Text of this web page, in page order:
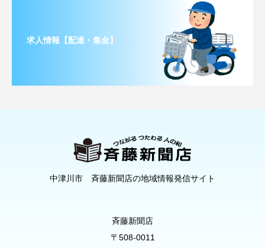
求人情報【配達・集金】
中津川市 斉藤新聞店の地域情報発信サイト
斉藤新聞店
〒508-0011